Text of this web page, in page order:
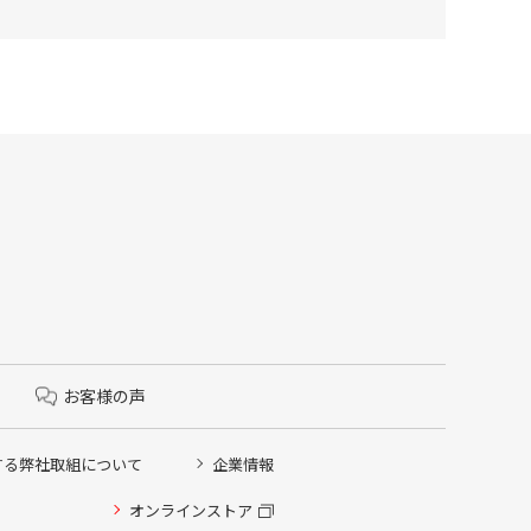
お客様の声
弊社取組について 企業情報
オンラインストア